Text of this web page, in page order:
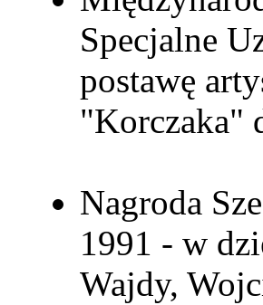
Specjalne
postawę
"Korczaka"
Nagroda
1991 - w
Wajdy,